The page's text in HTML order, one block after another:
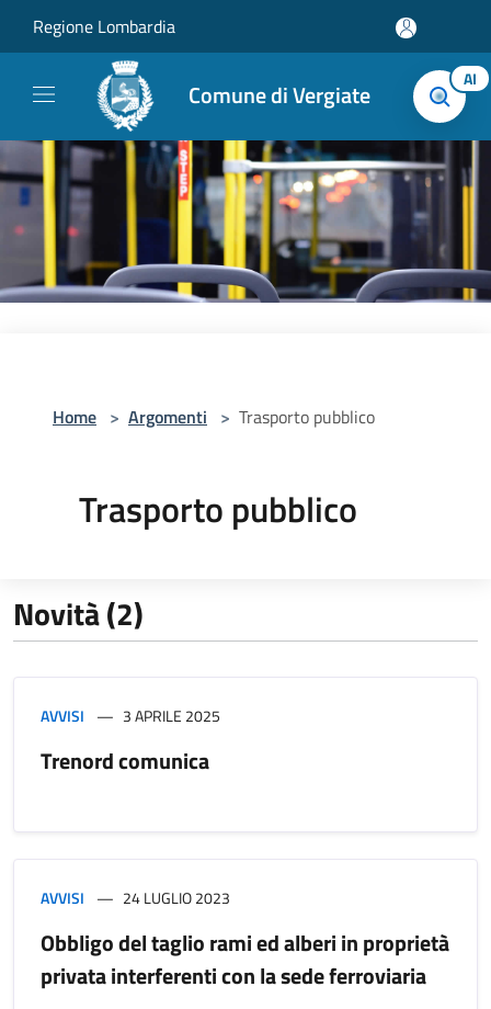
Regione Lombardia
Comune di Vergiate AI
Home > Argomenti > Trasporto pubblico
Trasporto pubblico
Novità (2)
AVVISI 3 APRILE 2025
Trenord comunica
AVVISI 24 LUGLIO 2023
Obbligo del taglio rami ed alberi in proprietà
privata interferenti con la sede ferroviaria